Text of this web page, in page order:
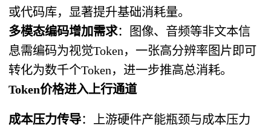
或代码库，显著提升基础消耗量。
多模态编码增加需求：图像、音频等非文本信
息需编码为视觉Token，一张高分辨率图片即可
转化为数千个Token，进一步推高总消耗。
Token价格进入上行通道
成本压力传导：上游硬件产能瓶颈与成本压力